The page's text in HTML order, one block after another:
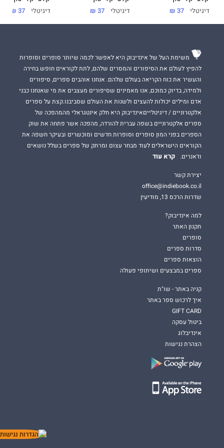
דיגיטלי 37 ₪
דיגיטלי 37 ₪
דיגיטלי 37 ₪
משימת העל של אינדיבוק היא לאפשר לכמה שיותר סופרים וסופרות
להפיץ לעולם את הסיפורים והמסרים שלהם, לתת לקוראים חופש בחירה
והעשיר את כוח הקריאה בעולם שלהם. אנחנו אוהבים ספרים, סיפורים
ולמידה, בדיוק כמוכם, אנו מאמינים שסיפורים מעצבים את מי שאנחנו כבני
אדם ומילים יכולות להעצים ולשנות את העולם שסביבנו.קצת על ספרים
אלקטרוניים / דיגיטלייםאינדיבוק היא חלק אינטגראלי מהמהפכה של
ספרים אלקטרוניים בשפה עברית להורדה, מהפכה אשר פתחה את שוק
הספרים בפני המון סופרים וסופרות חדשים ומוכשרים ובעיקר חשפה את
הקוראים הישראלים לעוד מבחר עצום ומרתק של ספרים בשלל נושאים
וז'אנרים.
קרא עוד
יצירת קשר
office@indiebook.co.il
שדרות הרכס 13, מודיעין
למה אינדיבוק?
תקנון האתר
סופרים
סדרות ספרים
הוצאות ספרים
ספרים במבצעים ושיתופי פעולה
קניה באתר - שו"ת
איך לרכוש ספר באתר
GIFT CARD
ביטול עסקה
אינדיבלוג
הצהרת נגישות